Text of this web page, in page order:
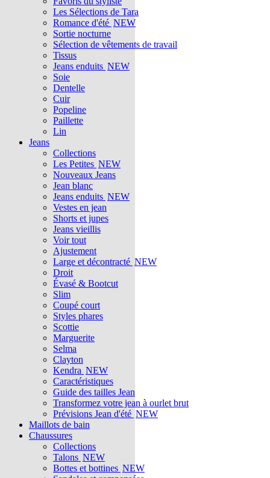
Les Sélections de Tara
Romance d'été NEW
Sortie nocturne
Sélection de vêtements de travail
Tissus
Jeans enduits NEW
Soie
Dentelle
Cuir
Popeline
Paillette
Lin
Jeans
Collections
Les Petites NEW
Nouveaux Jeans
Jean blanc
Jeans enduits NEW
Vestes en jean
Shorts et jupes
Jeans vieillis
Voir tout
Ajustement
Large et décontracté NEW
Droit
Évasé & Bootcut
Slim
Coupé court
Styles phares
Scottie
Marguerite
Selma
Clayton
Kendra NEW
Caractéristiques
Guide des tailles Jean
Transformez votre jean à ourlet brut
Prévisions Jean d'été NEW
Maillots de bain
Chaussures
Collections
Talons NEW
Bottes et bottines NEW